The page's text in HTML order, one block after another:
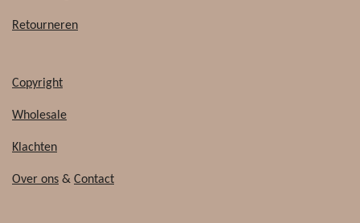
Retourneren
Copyright
Wholesale
Klachten
Over ons & Contact